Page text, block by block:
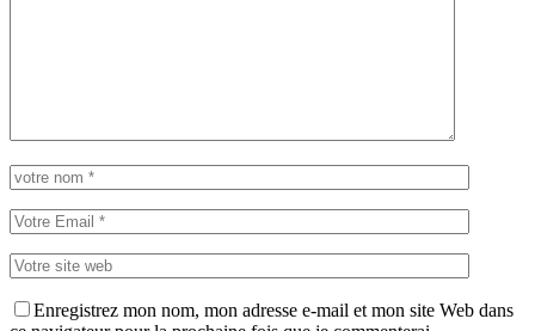
Enregistrez mon nom, mon adresse e-mail et mon site Web dans